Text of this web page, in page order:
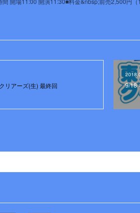
リアーズ(生) 最終回 9/18